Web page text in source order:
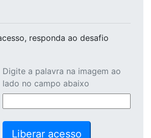
, responda ao desafio
Digite a palavra na imagem ao
lado no campo abaixo